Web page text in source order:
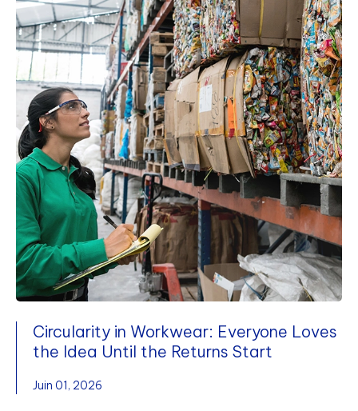
Circularity in Workwear: Everyone Loves
the Idea Until the Returns Start
Juin 01, 2026